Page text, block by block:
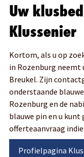
Uw
Klussenier
Kortom, als u op
in Rozenburg neemt
Breukel. Zijn
onderstaande
Rozenburg en de
blauwe pin en u kunt
offerteaanvraag
Profielpagina